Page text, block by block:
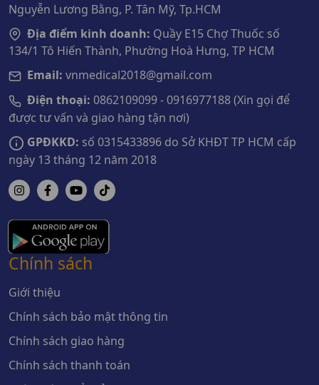
Nguyễn Lương Bằng, P. Tân Mỹ, Tp.HCM
Địa điểm kinh doanh: Quầy E15 Chợ Thuốc số
134/1 Tô Hiến Thành, Phường Hoà Hưng, TP HCM
Email: vnmedical2018@gmail.com
Điện thoại: 0862109099 - 0916977188 (Xin gọi để
được tư vấn và giao hàng tận nơi)
GPĐKKD: số 0315433896 do Sở KHĐT TP HCM cấp
ngày 13 tháng 12 năm 2018
Chính sách
Giới thiệu
Chính sách bảo mật thông tin
Chính sách giao hàng
Chính sách thanh toán